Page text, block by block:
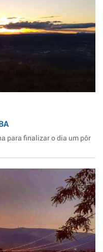
para finalizar o dia um pôr